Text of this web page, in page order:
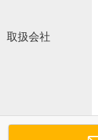
取扱会社